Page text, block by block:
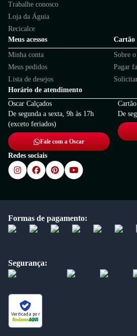
Trabalhe conosco
Loja da Águia
Recicalce
Meus acessos
Minha conta
Meus pedidos
Lista de desejos
Cartão
Sobre
Pagar
Horário de atendimento
Oscar Calçados
De segunda a sexta, 9h às 17h
(exceto feriados)
Fale com a Oscar
De
Redes sociais
Formas de pagamento:
Segurança:
Verificada por